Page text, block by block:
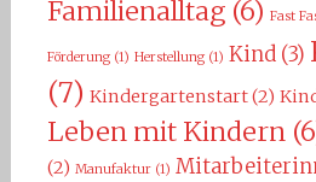
Familienalltag(6) Fast
Förderung(1) Herstellung(1) Kind(3)
(7) Kindergartenstart(2)
Leben mit Kindern
(2) Manufaktur(1)